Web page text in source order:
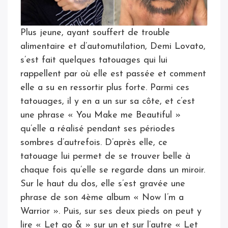
Plus jeune, ayant souffert de trouble
alimentaire et d’automutilation, Demi Lovato,
s’est fait quelques tatouages qui lui
rappellent par où elle est passée et comment
elle a su en ressortir plus forte. Parmi ces
tatouages, il y en a un sur sa côte, et c’est
une phrase « You Make me Beautiful »
qu’elle a réalisé pendant ses périodes
sombres d’autrefois. D’après elle, ce
tatouage lui permet de se trouver belle à
chaque fois qu’elle se regarde dans un miroir.
Sur le haut du dos, elle s’est gravée une
phrase de son 4ème album « Now I’m a
Warrior ». Puis, sur ses deux pieds on peut y
lire « Let go & » sur un et sur l’autre « Let